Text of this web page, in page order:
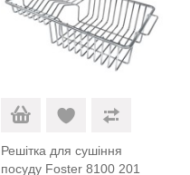
Решітка для сушіння
посуду Foster 8100 201